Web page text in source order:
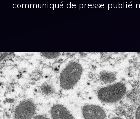
communiqué de presse publié